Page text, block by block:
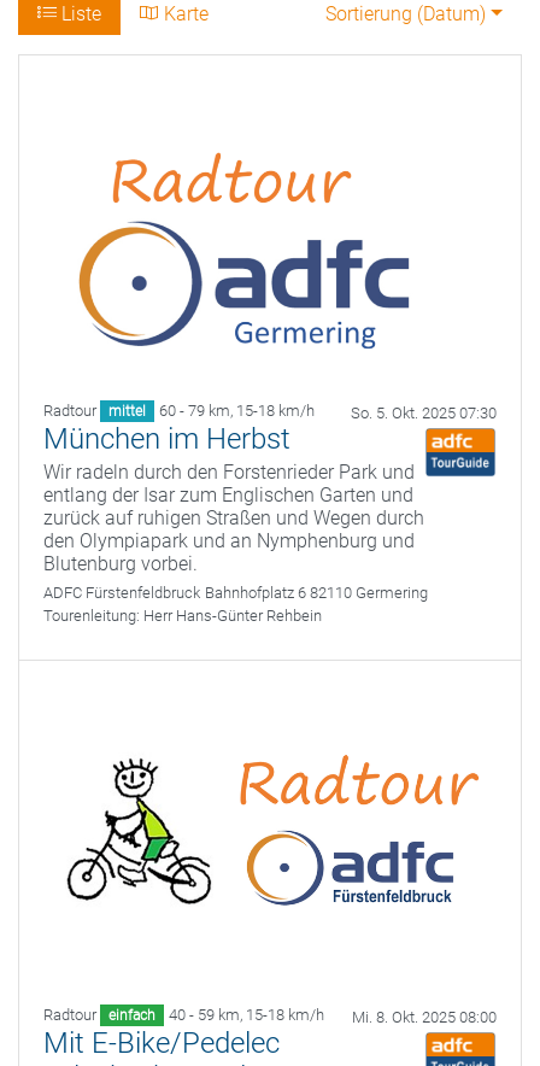
Liste
Karte Sortierung (Datum)
Radtour mittel 60 - 79 km, 15-18 km/h So. 5. Okt. 2025 07:30
München im Herbst
Wir radeln durch den Forstenrieder Park und
entlang der Isar zum Englischen Garten und
zurück auf ruhigen Straßen und Wegen durch
den Olympiapark und an Nymphenburg und
Blutenburg vorbei.
ADFC Fürstenfeldbruck Bahnhofplatz 6 82110 Germering
Tourenleitung: Herr Hans-Günter Rehbein
Radtour einfach 40 - 59 km, 15-18 km/h Mi. 8. Okt. 2025 08:00
Mit E-Bike/Pedelec